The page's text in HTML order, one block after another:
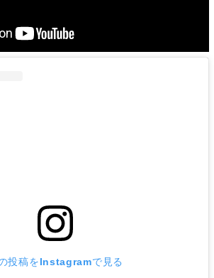
投稿をInstagramで見る